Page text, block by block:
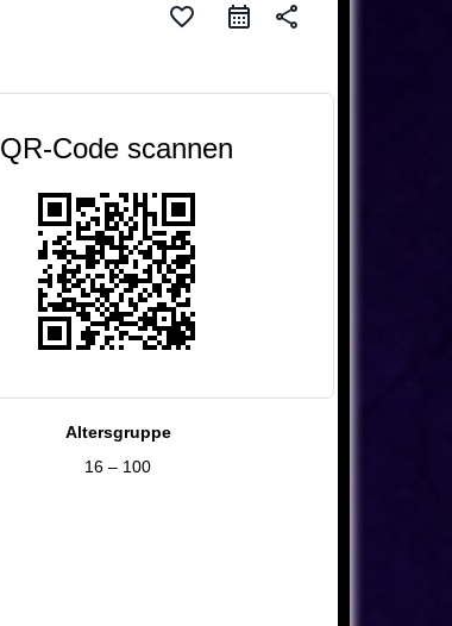
favorite_border share
QR-Code scannen
Altersgruppe
16 – 100